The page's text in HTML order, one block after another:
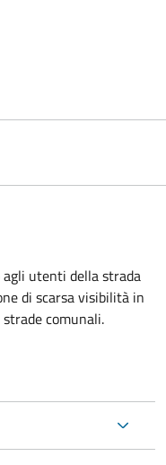
utenti della strada
di scarsa visibilità in
comunali.